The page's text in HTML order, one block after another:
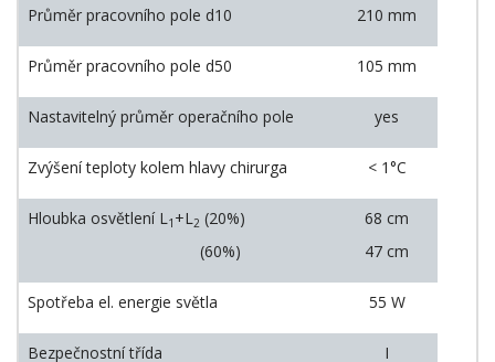
Průměr pracovního pole d10 210 mm
Průměr pracovního pole d50 105 mm
Nastavitelný průměr operačního pole yes
Zvýšení teploty kolem hlavy chirurga < 1°C
Hloubka osvětlení L1 +L2 (20%)
(60%)
68 cm
47 cm
Spotřeba el. energie světla 55 W
Bezpečnostní třída I